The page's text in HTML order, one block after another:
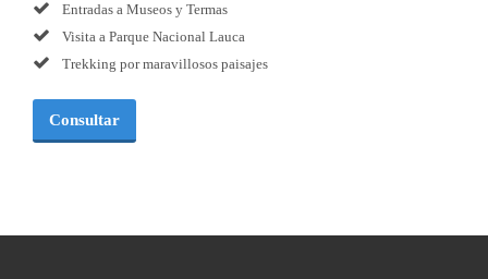
Entradas a Museos y Termas
Visita a Parque Nacional Lauca
Trekking por maravillosos paisajes
Consultar